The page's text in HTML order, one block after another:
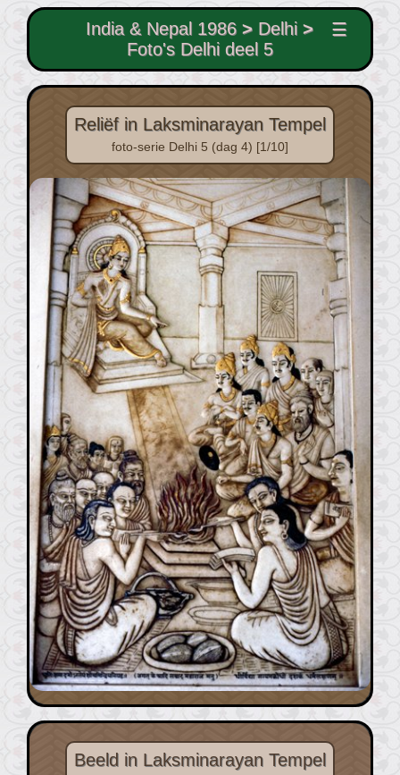
India & Nepal 1986> Delhi >
Foto's Delhi deel 5
☰
Reliëf in Laksminarayan Tempel
foto-serie Delhi 5 (dag 4) [1/10]
Beeld in Laksminarayan Tempel